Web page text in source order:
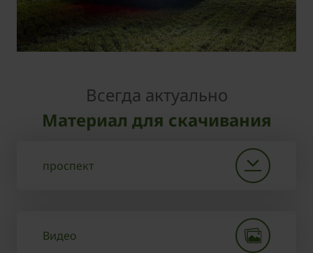
Всегда актуально
Материал для скачивания
проспект
Видео